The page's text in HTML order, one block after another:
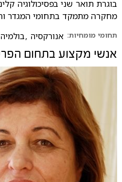
בוגרת תואר שני בפסיכולוגיה
מחקרה מתמקד בתחומי המגדר
תחומי מומחיות: אנורקסיה ,בולמיה
אנשי מקצוע בתחום